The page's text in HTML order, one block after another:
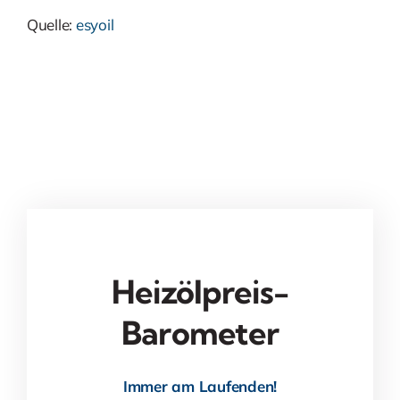
Quelle: esyoil
Heizölpreis-
Barometer
Immer am Laufenden!